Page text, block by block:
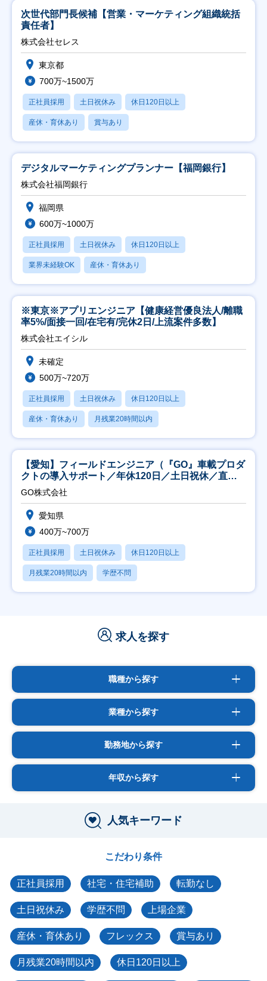
次世代部門長候補【営業・マーケティング組織統括
責任者】
株式会社セレス
東京都
700万~1500万
正社員採用 土日祝休み 休日120日以上
産休・育休あり 賞与あり
デジタルマーケティングプランナー【福岡銀行】
株式会社福岡銀行
福岡県
600万~1000万
正社員採用 土日祝休み 休日120日以上
業界未経験OK 産休・育休あり
※東京※アプリエンジニア【健康経営優良法人/離職
率5%/面接一回/在宅有/完休2日/上流案件多数】
株式会社エイシル
未確定
500万~720万
正社員採用 土日祝休み 休日120日以上
産休・育休あり 月残業20時間以内
【愛知】フィールドエンジニア（『GO』車載プロダ
クトの導入サポート／年休120日／土日祝休／直行
直帰
GO株式会社
愛知県
400万~700万
正社員採用 土日祝休み 休日120日以上
月残業20時間以内 学歴不問
求人を探す
職種から探す
業種から探す
勤務地から探す
年収から探す
人気キーワード
こだわり条件
正社員採用 社宅・住宅補助 転勤なし
土日祝休み 学歴不問 上場企業
産休・育休あり フレックス 賞与あり
月残業20時間以内 休日120日以上